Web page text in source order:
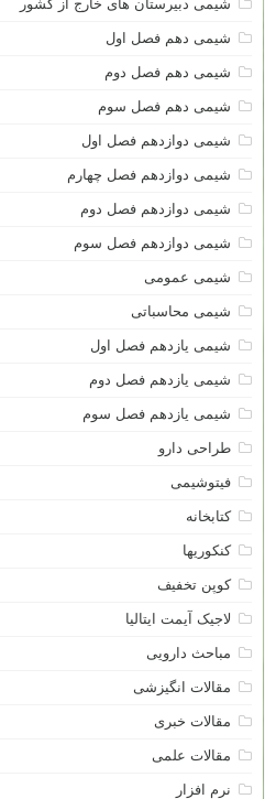
شیمی دبیرستان های خارج از کشور
شیمی دهم فصل اول
شیمی دهم فصل دوم
شیمی دهم فصل سوم
شیمی دوازدهم فصل اول
شیمی دوازدهم فصل چهارم
شیمی دوازدهم فصل دوم
شیمی دوازدهم فصل سوم
شیمی عمومی
شیمی محاسباتی
شیمی یازدهم فصل اول
شیمی یازدهم فصل دوم
شیمی یازدهم فصل سوم
طراحی دارو
فیتوشیمی
کتابخانه
کنکوریها
کوپن تخفیف
لاجیک آیمت ایتالیا
مباحث دارویی
مقالات انگیزشی
مقالات خبری
مقالات علمی
نرم افزار